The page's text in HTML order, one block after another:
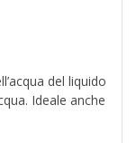
del liquido
Ideale anche